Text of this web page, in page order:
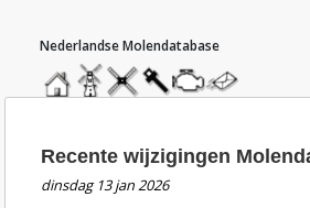
homemolendatabase
roedendatabase
assendatabase
motorendatabase
stuur
een
nieuwsbericht Recente
Recente wijzigingen
dinsdag 13 jan 2026